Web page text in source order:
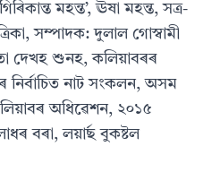
মহন্ত’, ঊষা মহন্ত, সত্ৰ-
সম্পাদক: দুলাল গোস্বামী
দেখহ শুনহ, কলিয়াবৰৰ
নিৰ্বাচিত নাট সংকলন, অসম
অধিৱেশন, ২০১৫
বৰা, লয়াৰ্ছ বুকষ্টল